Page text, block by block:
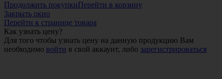
Продолжить покупкиПерейти в корзину
Закрыть окно
Перейти к странице товара
Как узнать цену?
Для того чтобы узнать цену на данную продукцию Вам
необходимо войти в свой аккаунт, либо зарегистрироваться